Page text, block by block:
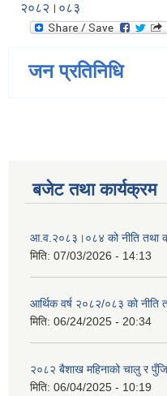
२०८२।०८३
जन प्रतिनिधि
बजेट तथा कार्यक्रम
आ.व.२०८३।०८४ को नीति तथा
मिति: 07/03/2026 - 14:13
आर्थिक वर्ष २०८२/०८३ को नीति
मिति: 06/24/2025 - 20:34
२०८२ बैशाख महिनाको चालु र
मिति: 06/04/2025 - 10:19